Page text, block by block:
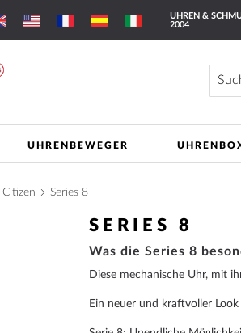
UHREN &
2004
UHRENBEWEGER
Citizen Series 8
SERIES 8
Was die Series 8
Diese mechanische Uhr, mit
Ein neuer und kraftvoller